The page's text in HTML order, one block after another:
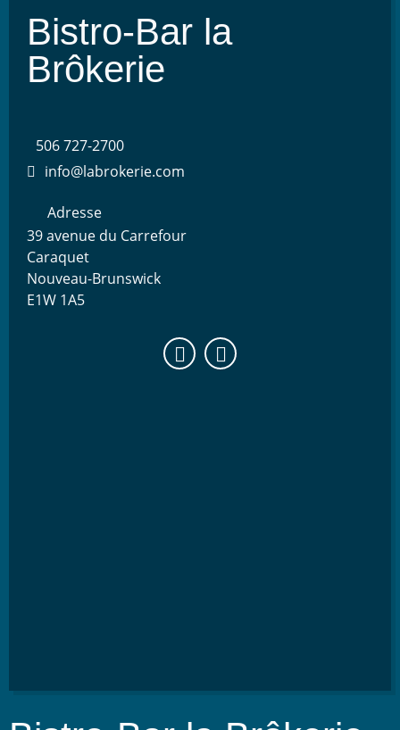
Bistro-Bar la
Brôkerie
506 727-2700
info@labrokerie.com
Adresse
39 avenue du Carrefour
Caraquet
Nouveau-Brunswick
E1W 1A5